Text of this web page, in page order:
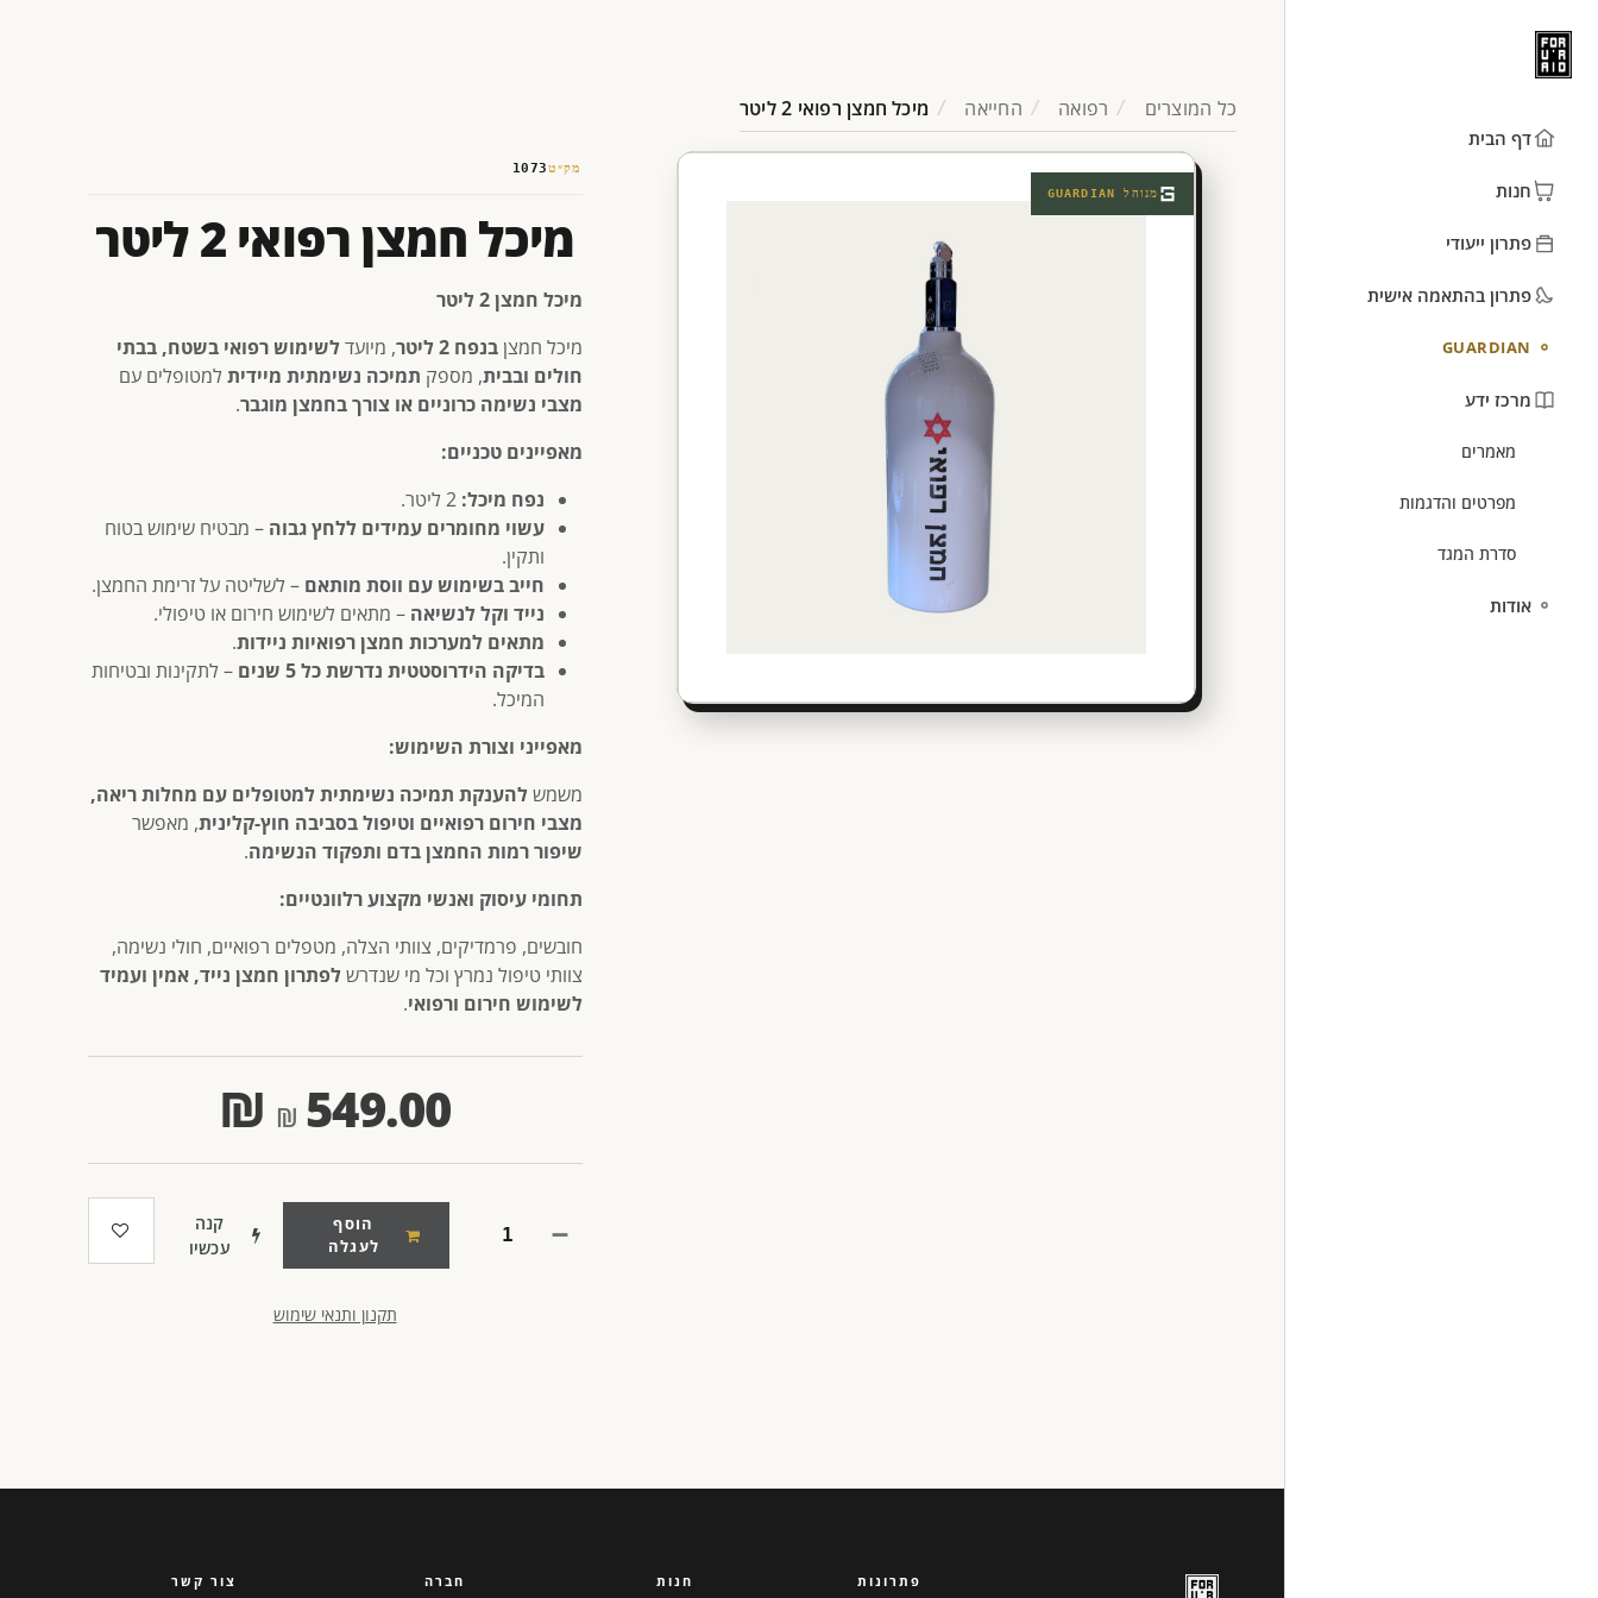
דף הבית
חנות
פתרון ייעודי
פתרון בהתאמה אישית
GUARDIAN
מרכז ידע
מאמרים
מפרטים והדגמות
סדרת המגד
אודות
כל המוצרים רפואה החייאה מיכל חמצן רפואי 2 ליטר
מנוהל GUARDIAN
מק״ט1073
מיכל חמצן רפואי 2 ליטר
מיכל חמצן 2 ליטר
מיכל חמצןבנפח 2 ליטר , מיועד לשימוש רפואי בשטח, בבתי
חולים ובבית, מספק תמיכה נשימתית מיידית למטופלים עם
מצבי נשימה כרוניים או צורך בחמצן מוגבר.
מאפיינים טכניים:
נפח מיכל: 2 ליטר.
עשוי מחומרים עמידים ללחץ גבוה – מבטיח שימוש בטוח
ותקין.
חייב בשימוש עם ווסת מותאם – לשליטה על זרימת החמצן.
נייד וקל לנשיאה – מתאים לשימוש חירום או טיפולי.
מתאים למערכות חמצן רפואיות ניידות.
בדיקה הידרוסטטית נדרשת כל 5 שנים
– לתקינות ובטיחות
המיכל.
מאפייני וצורת השימוש:
משמש להענקת תמיכה נשימתית למטופלים עם מחלות ריאה,
מצבי חירום רפואיים וטיפול בסביבה חוץ-קלינית, מאפשר
שיפור רמות החמצן בדם ותפקוד הנשימה.
תחומי עיסוק ואנשי מקצוע רלוונטיים:
חובשים, פרמדיקים, צוותי הצלה, מטפלים רפואיים, חולי נשימה,
צוותי טיפול נמרץ וכל מי שנדרש לפתרון חמצן נייד, אמין ועמיד
לשימוש חירום ורפואי.
549.00
₪
הוסף
לעגלה
קנה
עכשיו
תקנון ותנאי שימוש
פתרונות חנות חברה צור קשר